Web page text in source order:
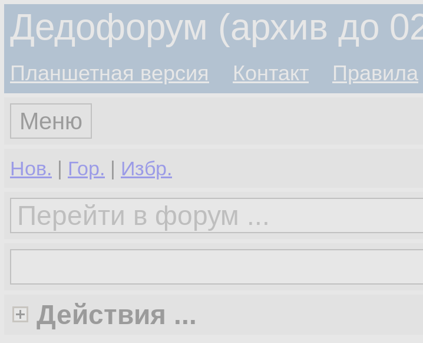
Дедофорум (архив до
Планшетная версия Контакт Правила
Меню
Нов. | Гор. | Избр.
Действия ...